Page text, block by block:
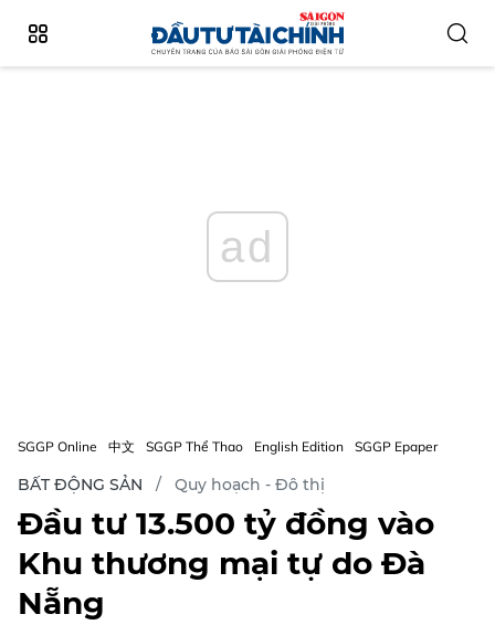
ad
SGGP Online 中文 SGGP Thể Thao English Edition SGGP Epaper
BẤT ĐỘNG SẢN Quy hoạch - Đô thị
Đầu tư 13.500 tỷ đồng vào
Khu thương mại tự do Đà
Nẵng